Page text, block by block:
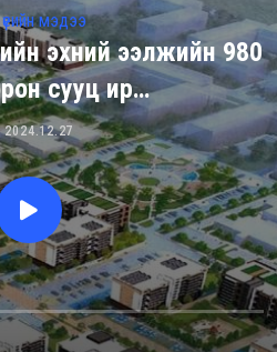
мэдээ
эхний ээлжийн 980
сууц ир…
2024.12.27